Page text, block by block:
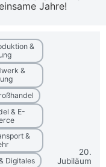
Jahre!
&
&
& E-
&
Digitales
20.
Jubiläum